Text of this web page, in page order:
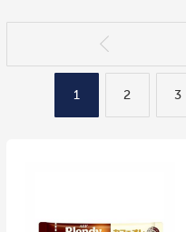
1 2 3